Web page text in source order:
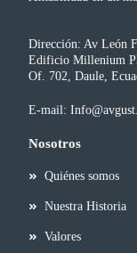
Dirección: Av León
Edificio Millenium
Of. 702, Daule,
E-mail:
Nosotros
Quiénes somos
Nuestra Historia
Valores